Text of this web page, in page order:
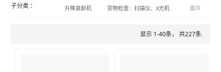
子分类 ： 升降装卸机
货物检查：扫描仪、X光机
展开
显示 1-40条， 共227条.